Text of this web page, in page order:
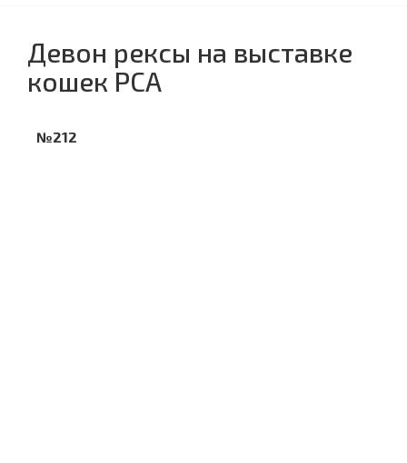
Девон рексы на выставке
кошек PCA
№212